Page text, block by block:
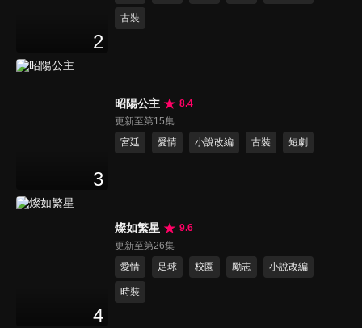
2
古裝
3
昭陽公主
8.4
更新至第15集
宮廷
愛情 小說改編 古裝 短劇
4
燦如繁星
9.6
更新至第26集
愛情
足球 校園 勵志 小說改編
時裝